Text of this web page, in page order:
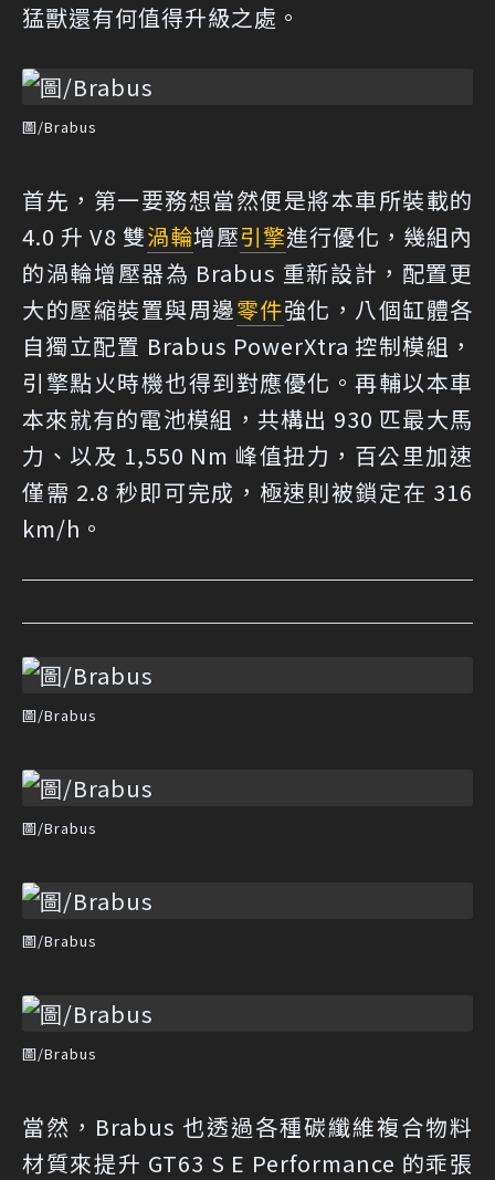
猛獸還有何值得升級之處。
圖/Brabus
首先，第一要務想當然便是將本車所裝載的
4.0 升 V8 雙渦輪增壓引擎進行優化，幾組內
的渦輪增壓器為 Brabus 重新設計，配置更
大的壓縮裝置與周邊零件強化，八個缸體各
自獨立配置 Brabus PowerXtra 控制模組，
引擎點火時機也得到對應優化。再輔以本車
本來就有的電池模組，共構出 930 匹最大馬
力、以及 1,550 Nm 峰值扭力，百公里加速
僅需 2.8 秒即可完成，極速則被鎖定在 316
km/h。
圖/Brabus
圖/Brabus
圖/Brabus
圖/Brabus
當然，Brabus 也透過各種碳纖維複合物料
材質來提升 GT63 S E Performance 的乖張